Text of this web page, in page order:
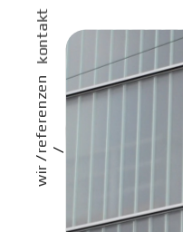
kontakt
referenzen /
wir
/